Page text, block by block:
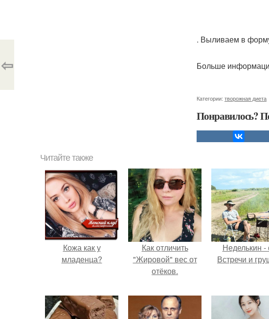
. Выливаем в
Больше
Категории: творожная диета
Понравилось?
⇦
Читайте также
Кожа как у
младенца?
Как отличить
"Жировой" вес от
отёков.
Неделькин -
Встречи и